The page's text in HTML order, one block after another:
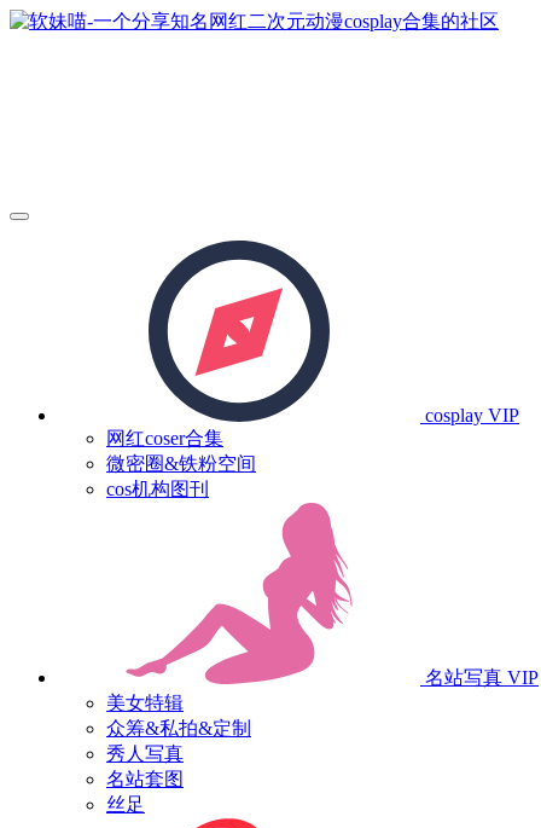
cosplay VIP
网红coser合集
微密圈&铁粉空间
cos机构图刊
名站写真 VIP
美女特辑
众筹&私拍&定制
秀人写真
名站套图
丝足